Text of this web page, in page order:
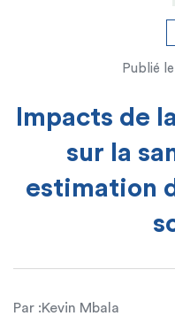
Données Air et
Expertise et
Publié le
Impacts de
sur la
estimation
Par :Kevin Mbala